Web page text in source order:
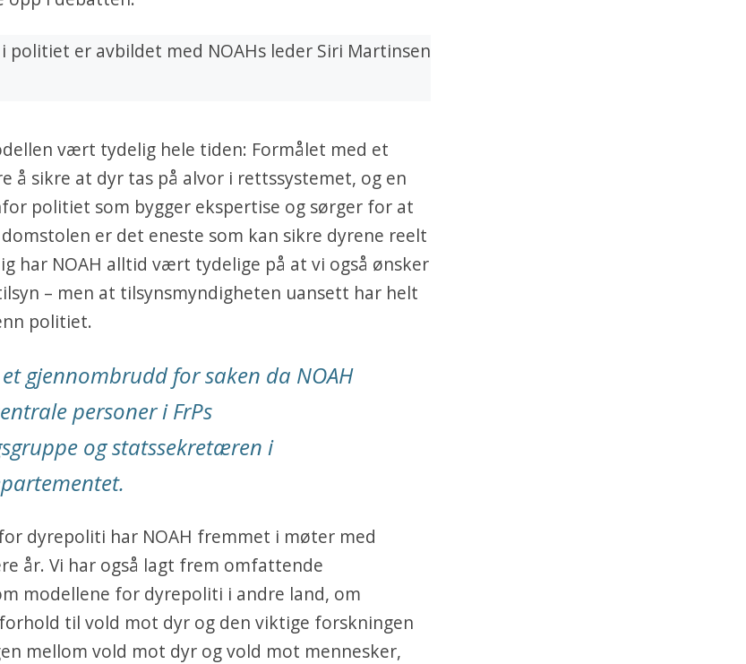
vært tydelig hele tiden: Formålet med et
å sikre at dyr tas på alvor i rettssystemet, og en
politiet som bygger ekspertise og sørger for at
er det eneste som kan sikre dyrene reelt
har NOAH alltid vært tydelige på at vi også ønsker
– men at tilsynsmyndigheten uansett har helt
politiet.
gjennombrudd for saken da NOAH
personer i FrPs
og statssekretæren i
dyrepoliti har NOAH fremmet i møter med
år. Vi har også lagt frem omfattende
modellene for dyrepoliti i andre land, om
til vold mot dyr og den viktige forskningen
mellom vold mot dyr og vold mot mennesker,